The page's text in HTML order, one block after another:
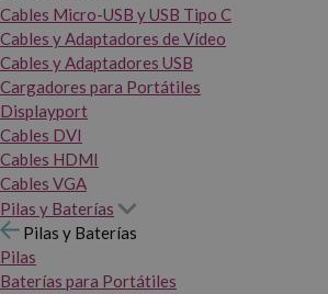
Cables Micro-USB y USB Tipo C
Cables y Adaptadores de Vídeo
Cables y Adaptadores USB
Cargadores para Portátiles
Displayport
Cables DVI
Cables HDMI
Cables VGA
Pilas y Baterías
Pilas y Baterías
Pilas
Baterías para Portátiles